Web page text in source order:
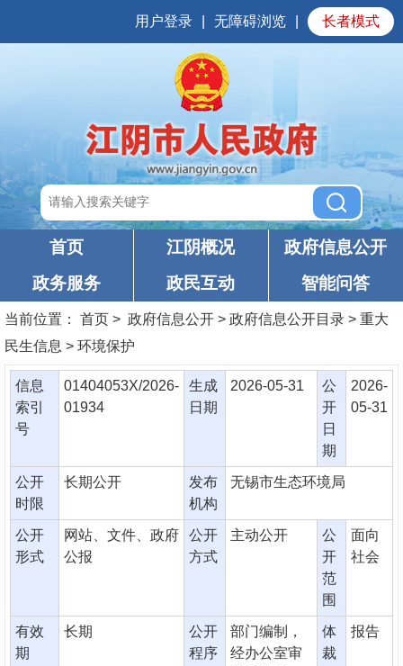
用户登录 无障碍浏览 长者模式
首页 江阴概况
政府信息公开
政务服务
政民互动 智能问答
当前位置： 首页 > 政府信息公开 > 政府信息公开目录 > 重大
民生信息 > 环境保护
信息
索引
号
01404053X/2026-
01934
生成
日期
2026-05-31
公
开
日
期
2026-
05-31
公开
时限
长期公开
发布
机构
无锡市生态环境局
公开
形式
网站、文件、政府
公报
公开
方式
主动公开
公
开
范
围
面向
社会
有效
期
长期
公开
程序
部门编制，
经办公室审
体
裁
报告